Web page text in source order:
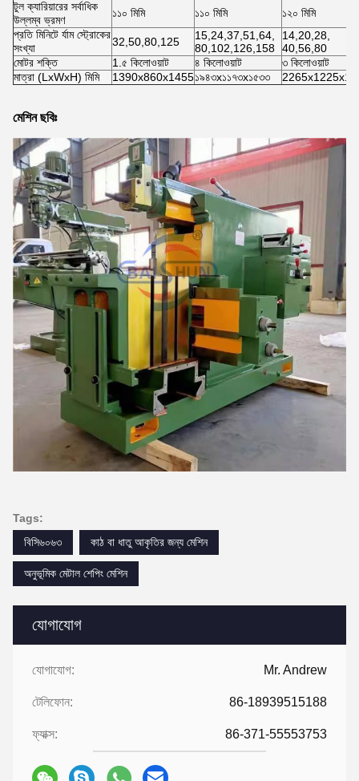
যোগাযোগ
যোগাযোগ: Mr. Andrew
টেলিফোন: 86-18939515188
ফ্যাক্স: 86-371-55553753
টুল ক্যারিয়ারের সর্বাধিক
উল্লম্ব ভ্রমণ
১১০ মিমি ১১০ মিমি
১২০ মিমি
প্রতি মিনিটে র্যাম স্ট্রোকের
সংখ্যা
32,50,80,125
15,24,37,51,64,
80,102,126,158
14,20,28,
40,56,80
মোটর শক্তি
1.৫ কিলোওয়াট ৪ কিলোওয়াট
৩ কিলোওয়াট
মাত্রা (LxWxH) মিমি
1390x860x1455১৯৪৩x১১৭৩x১৫৩৩
মেশিন ছবিঃ
Tags:
বিসি৬০৬৩
কাঠ বা ধাতু আকৃতির জন্য মেশিন
অনুভূমিক মেটাল শেপিং মেশিন